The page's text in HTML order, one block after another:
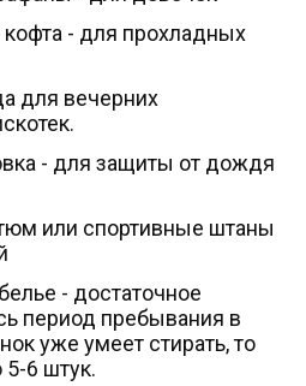
кофта - для прохладных
для вечерних
- для защиты от дождя
или спортивные штаны
- достаточное
период пребывания в
уже умеет стирать, то
5-6 штук.